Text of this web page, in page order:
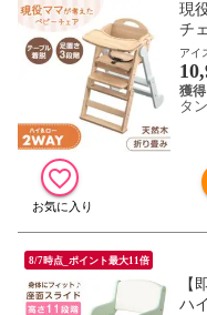
現
チ
が
ェ
グ
予
アイ
タ
8/7時点_ポイント最大11倍
【
ハ